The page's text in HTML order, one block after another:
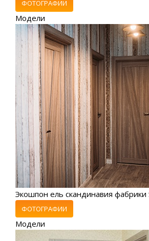
ФОТОГРАФИИ
Модели
Экошпон ель скандинавия фабрики
ФОТОГРАФИИ
Модели